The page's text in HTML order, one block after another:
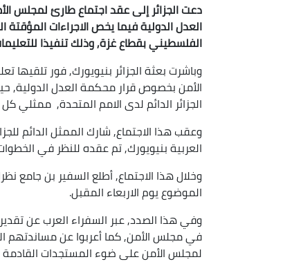
دعت الجزائر إلى عقد اجتماع طارئ لمجلس
العدل الدولية فيما يخص الاجراءات
الفلسطيني بقطاع غزة, وذلك تنفيذا
وباشرت بعثة الجزائر بنيويورك, فور
الأمن بخصوص قرار محكمة العدل الدولية,
الجزائر الدائم لدى الامم المتحدة, ممثلي
وعقب هذا الاجتماع, شارك الممثل الدائم
العربية بنيويورك, تم عقده للنظر في
وخلال هذا الاجتماع, أطلع السفير بن جامع
الموضوع يوم الاربعاء المقبل.
وفي هذا الصدد, عبر السفراء العرب عن
في مجلس الأمن, كما أعربوا عن مساندتهم
لمجلس الأمن على ضوء المستجدات